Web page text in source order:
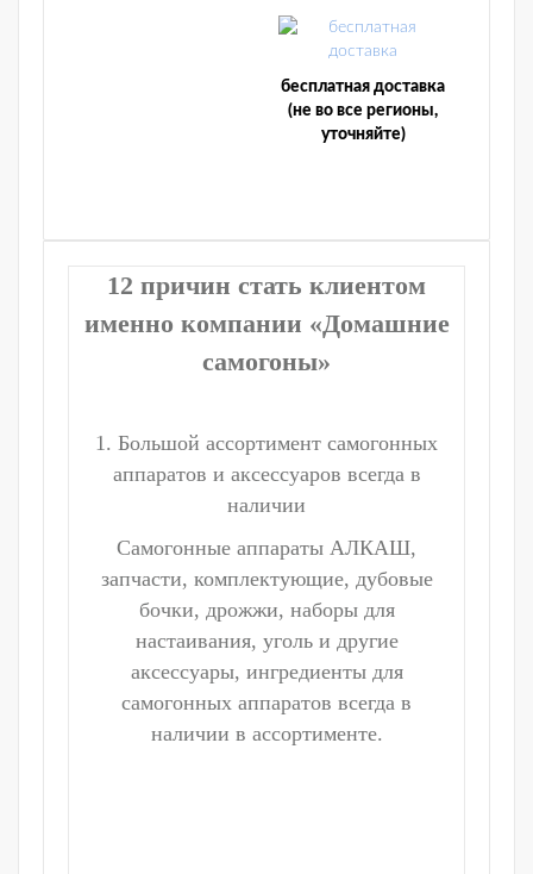
бесплатная доставка
(не во все регионы,
уточняйте)
12 причин стать клиентом
именно компании «Домашние
самогоны»
1. Большой ассортимент самогонных
аппаратов и аксессуаров всегда в
наличии
Самогонные аппараты АЛКАШ,
запчасти, комплектующие, дубовые
бочки, дрожжи, наборы для
настаивания, уголь и другие
аксессуары, ингредиенты для
самогонных аппаратов всегда в
наличии в ассортименте.